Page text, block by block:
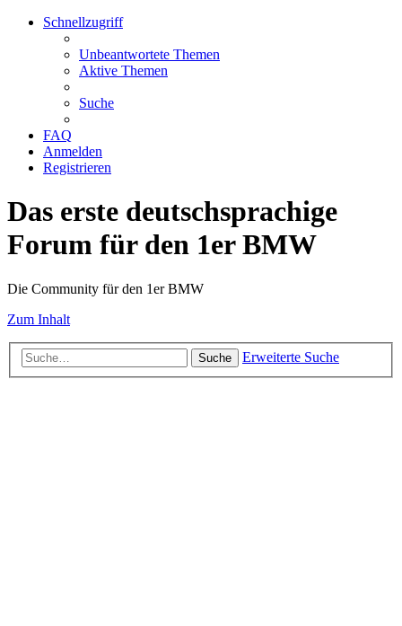
Schnellzugriff
Unbeantwortete Themen
Aktive Themen
Suche
FAQ
Anmelden
Registrieren
Das erste deutschsprachige
Forum für den 1er BMW
Die Community für den 1er BMW
Zum Inhalt
Suche Erweiterte Suche